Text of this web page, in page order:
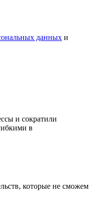
данных и
и сократили
в
которые не сможем